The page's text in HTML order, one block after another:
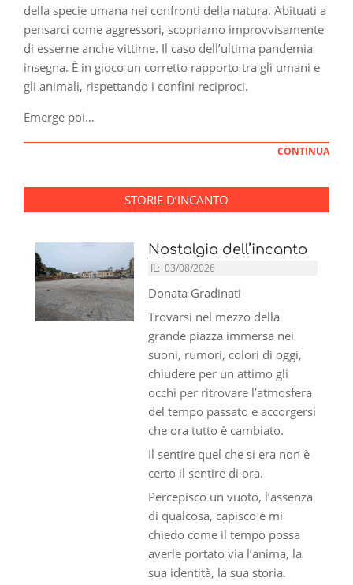
della specie umana nei confronti della natura. Abituati a
pensarci come aggressori, scopriamo improvvisamente
di esserne anche vittime. Il caso dell’ultima pandemia
insegna. È in gioco un corretto rapporto tra gli umani e
gli animali, rispettando i confini reciproci.
Emerge poi…
CONTINUA
STORIE D’INCANTO
Nostalgia dell’incanto
IL: 03/08/2026
Donata Gradinati
Trovarsi nel mezzo della
grande piazza immersa nei
suoni, rumori, colori di oggi,
chiudere per un attimo gli
occhi per ritrovare l’atmosfera
del tempo passato e accorgersi
che ora tutto è cambiato.
Il sentire quel che si era non è
certo il sentire di ora.
Percepisco un vuoto, l’assenza
di qualcosa, capisco e mi
chiedo come il tempo possa
averle portato via l’anima, la
sua identità, la sua storia.